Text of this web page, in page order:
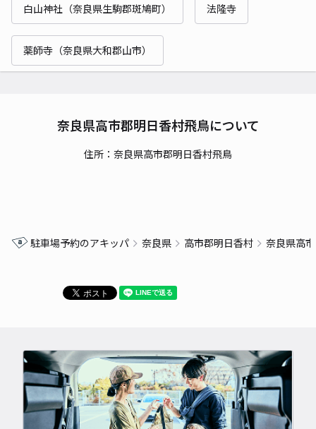
白山神社（奈良県生駒郡斑鳩町） 法隆寺
薬師寺（奈良県大和郡山市）
奈良県高市郡明日香村飛鳥について
住所：奈良県高市郡明日香村飛鳥
駐車場予約のアキッパ 奈良県 高市郡明日香村 奈良県高